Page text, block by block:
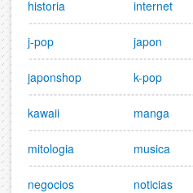
historia internet
j-pop japon
japonshop k-pop
kawaii manga
mitologia musica
negocios noticias